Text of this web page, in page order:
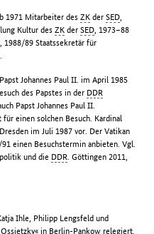
1971 Mitarbeiter desZK derSED
Kultur desZK derSED , 1973–88
89 Staatssekretär für
Johannes Paul II. im April 1985
des Papstes in der DDR
Papst Johannes Paul II.
einen solchen Besuch. Kardinal
im Juli 1987 vor. Der Vatikan
einen Besuchstermin anbieten. Vgl.
und die DDR . Göttingen 2011,
Ihle, Philipp Lengsfeld und
Ossietzky« in Berlin-Pankow relegiert.